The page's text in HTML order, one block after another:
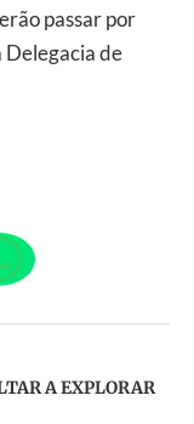
passar por
Delegacia de
A EXPLORAR